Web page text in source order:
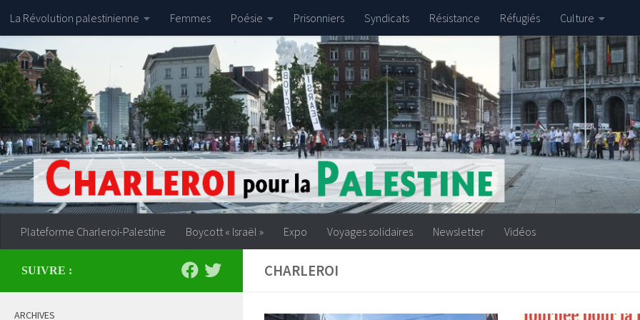
Skip to content
La Révolution palestinienne Femmes Poésie Prisonniers Syndicats Résistance Réfugiés Culture
Plateforme Charleroi-Palestine Boycott « Israël » Expo Voyages solidaires Newsletter Vidéos
CHARLEROI
SUIVRE :
ARCHIVES